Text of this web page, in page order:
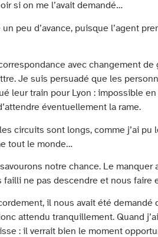
si on me l’avait demandé…
peu d’avance, puisque l’agent
avec changement de
Je suis persuadé que les
leur train pour Lyon : impossible
éventuellement la rame.
circuits sont longs, comme j’ai pu
tout le monde…
notre chance. Le
failli ne pas descendre et nous faire
il nous avait été demandé
attendu tranquillement. Quand
: il verrait bien le moment